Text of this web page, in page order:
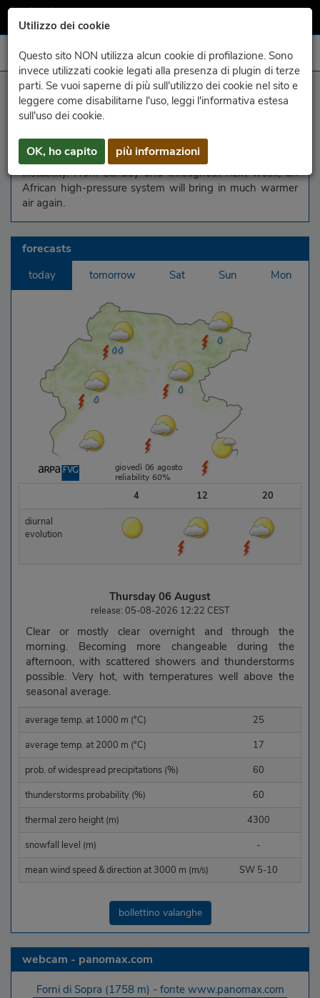
Utilizzo dei cookie
Questo sito NON utilizza alcun cookie di profilazione. Sono
invece utilizzati cookie legati alla presenza di plugin di terze
parti. Se vuoi saperne di più sull'utilizzo dei cookie nel sito e
leggere come disabilitarne l'uso, leggi l'informativa estesa
sull'uso dei cookie.
OK, ho capito più informazioni
general situation
easterly winds will flow in the lower levels, while more
humid westerly currents aloft will increase atmospheric
instability. From Sunday and throughout next week, an
African high-pressure system will bring in much warmer
air again.
forecasts
today tomorrow Sat Sun Mon
4 12
20
diurnal
evolution
Thursday 06 August
release: 05-08-2026 12:22 CEST
Clear or mostly clear overnight and through the
morning. Becoming more changeable during the
afternoon, with scattered showers and thunderstorms
possible. Very hot, with temperatures well above the
seasonal average.
average temp. at 1000 m (°C)
25
average temp. at 2000 m (°C)
17
prob. of widespread precipitations (%)
60
thunderstorms probability (%)
60
thermal zero height (m)
4300
snowfall level (m)
-
mean wind speed & direction at 3000 m (m/s)
SW 5-10
bollettino valanghe
webcam - panomax.com
Forni di Sopra (1758 m) - fonte www.panomax.com